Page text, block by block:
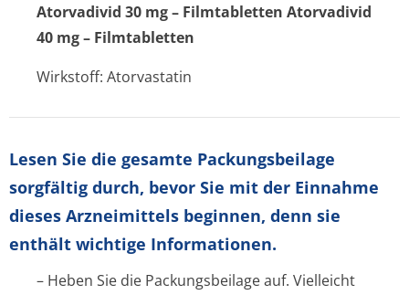
Atorvadivid 30 mg – Filmtabletten Atorvadivid
40 mg – Filmtabletten
Wirkstoff: Atorvastatin
Lesen Sie die gesamte Packungsbeilage
sorgfältig durch, bevor Sie mit der Einnahme
dieses Arzneimittels beginnen, denn sie
enthält wichtige Informationen.
– Heben Sie die Packungsbeilage auf. Vielleicht